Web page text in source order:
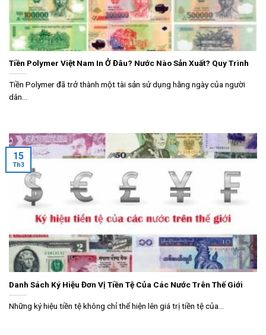
Tiền Polymer Việt Nam In Ở Đâu? Nước Nào Sản Xuất? Quy Trình
Tiền Polymer đã trở thành một tài sản sử dụng hằng ngày của người
dân...
Danh Sách Ký Hiệu Đơn Vị Tiền Tệ Của Các Nước Trên Thế Giới
Những ký hiệu tiền tệ không chỉ thể hiện lên giá trị tiền tệ của...
15
Th3